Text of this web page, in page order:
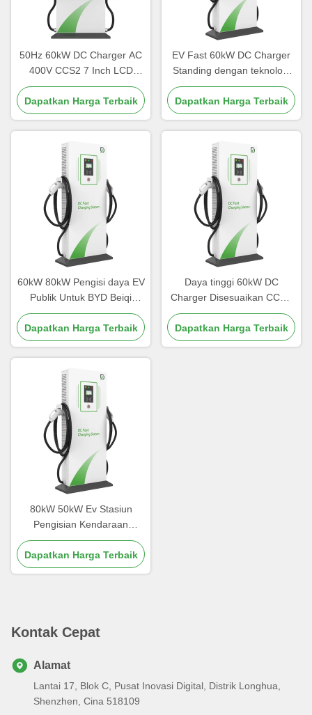
50Hz 60kW DC Charger AC
400V CCS2 7 Inch LCD
Display Dengan
Perlindungan Listrik Penuh
Dapatkan Harga Terbaik
EV Fast 60kW DC Charger
Standing dengan teknologi
konversi daya canggih
Dapatkan Harga Terbaik
60kW 80kW Pengisi daya EV
Publik Untuk BYD Beiqi
Foton Yutong CCS/GBT Port
Dapatkan Harga Terbaik
Daya tinggi 60kW DC
Charger Disesuaikan CCS1
CCS2 tahan air
Dapatkan Harga Terbaik
80kW 50kW Ev Stasiun
Pengisian Kendaraan
Kontrol Cerdas Dengan
Sistem Manajemen OCPP
Dapatkan Harga Terbaik
Kontak Cepat
Alamat
Lantai 17, Blok C, Pusat Inovasi Digital, Distrik Longhua,
Shenzhen, Cina 518109